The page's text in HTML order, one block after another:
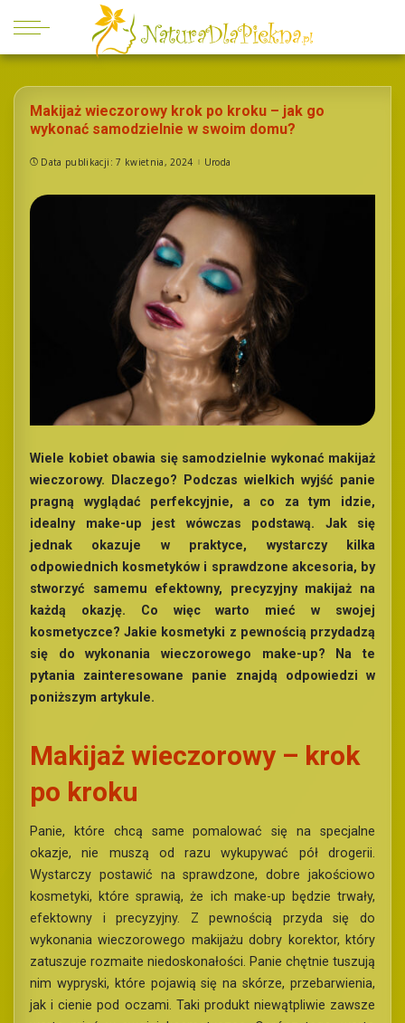
Makijaż wieczorowy krok po kroku – jak go
wykonać samodzielnie w swoim domu?
Data publikacji: 7 kwietnia, 2024 Uroda
Wiele kobiet obawia się samodzielnie wykonać makijaż
wieczorowy. Dlaczego? Podczas wielkich wyjść panie
pragną wyglądać perfekcyjnie, a co za tym idzie,
idealny make-up jest wówczas podstawą. Jak się
jednak okazuje w praktyce, wystarczy kilka
odpowiednich kosmetyków i sprawdzone akcesoria, by
stworzyć samemu efektowny, precyzyjny makijaż na
każdą okazję. Co więc warto mieć w swojej
kosmetyczce? Jakie kosmetyki z pewnością przydadzą
się do wykonania wieczorowego make-up? Na te
pytania zainteresowane panie znajdą odpowiedzi w
poniższym artykule.
Makijaż wieczorowy – krok
po kroku
Panie, które chcą same pomalować się na specjalne
okazje, nie muszą od razu wykupywać pół drogerii.
Wystarczy postawić na sprawdzone, dobre jakościowo
kosmetyki, które sprawią, że ich make-up będzie trwały,
efektowny i precyzyjny. Z pewnością przyda się do
wykonania wieczorowego makijażu dobry korektor, który
zatuszuje rozmaite niedoskonałości. Panie chętnie tuszują
nim wypryski, które pojawią się na skórze, przebarwienia,
jak i cienie pod oczami. Taki produkt niewątpliwie zawsze